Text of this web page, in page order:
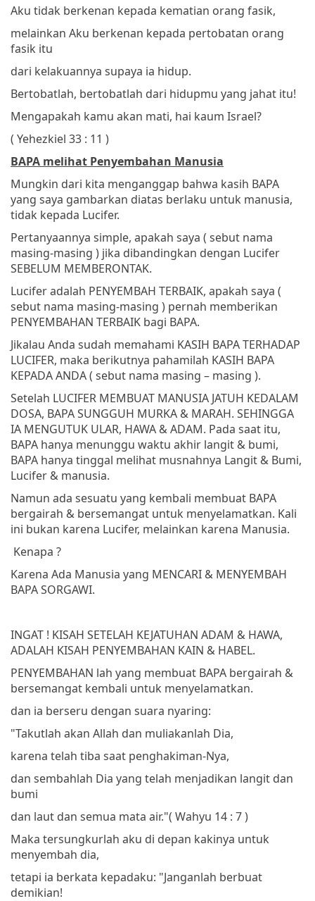
Aku tidak berkenan kepada kematian orang fasik,
melainkan Aku berkenan kepada pertobatan orang
fasik itu
dari kelakuannya supaya ia hidup.
Bertobatlah, bertobatlah dari hidupmu yang jahat itu!
Mengapakah kamu akan mati, hai kaum Israel?
( Yehezkiel 33 : 11 )
BAPA melihat Penyembahan Manusia
Mungkin dari kita menganggap bahwa kasih BAPA
yang saya gambarkan diatas berlaku untuk manusia,
tidak kepada Lucifer.
Pertanyaannya simple, apakah saya ( sebut nama
masing-masing ) jika dibandingkan dengan Lucifer
SEBELUM MEMBERONTAK.
Lucifer adalah PENYEMBAH TERBAIK, apakah saya (
sebut nama masing-masing ) pernah memberikan
PENYEMBAHAN TERBAIK bagi BAPA.
Jikalau Anda sudah memahami KASIH BAPA TERHADAP
LUCIFER, maka berikutnya pahamilah KASIH BAPA
KEPADA ANDA ( sebut nama masing – masing ).
Setelah LUCIFER MEMBUAT MANUSIA JATUH KEDALAM
DOSA, BAPA SUNGGUH MURKA & MARAH. SEHINGGA
IA MENGUTUK ULAR, HAWA & ADAM. Pada saat itu,
BAPA hanya menunggu waktu akhir langit & bumi,
BAPA hanya tinggal melihat musnahnya Langit & Bumi,
Lucifer & manusia.
Namun ada sesuatu yang kembali membuat BAPA
bergairah & bersemangat untuk menyelamatkan. Kali
ini bukan karena Lucifer, melainkan karena Manusia.
Kenapa ?
Karena Ada Manusia yang MENCARI & MENYEMBAH
BAPA SORGAWI.
INGAT ! KISAH SETELAH KEJATUHAN ADAM & HAWA,
ADALAH KISAH PENYEMBAHAN KAIN & HABEL.
PENYEMBAHAN lah yang membuat BAPA bergairah &
bersemangat kembali untuk menyelamatkan.
dan ia berseru dengan suara nyaring:
"Takutlah akan Allah dan muliakanlah Dia,
karena telah tiba saat penghakiman-Nya,
dan sembahlah Dia yang telah menjadikan langit dan
bumi
dan laut dan semua mata air."( Wahyu 14 : 7 )
Maka tersungkurlah aku di depan kakinya untuk
menyembah dia,
tetapi ia berkata kepadaku: "Janganlah berbuat
demikian!